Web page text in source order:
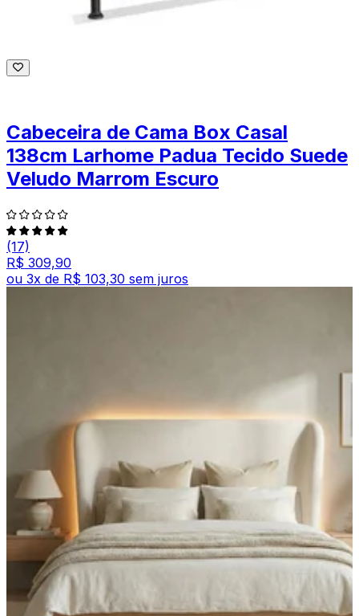
Cabeceira de Cama Box Casal
138cm Larhome Padua Tecido Suede
Veludo Marrom Escuro
(17)
R$ 309,90
ou 3x de R$ 103,30 sem juros